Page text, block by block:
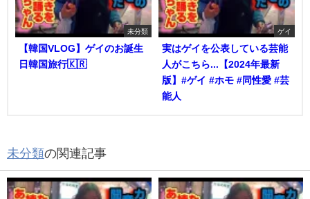
未分類
【韓国VLOG】ゲイのお誕生
日韓国旅行🇰🇷
ゲイ
実はゲイを公表している芸能
人がこちら...【2024年最新
版】#ゲイ #ホモ #同性愛 #芸
能人
未分類の関連記事